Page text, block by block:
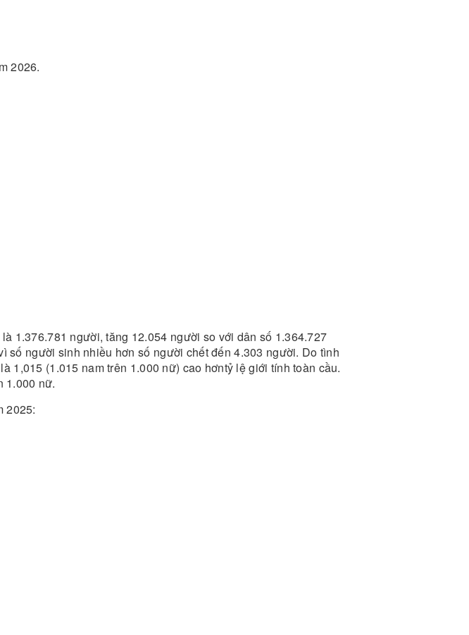
2026.
1.376.781 người, tăng 12.054 người so với dân số 1.364.727
số người sinh nhiều hơn số người chết đến 4.303 người. Do tình
1,015 (1.015 nam trên 1.000 nữ) cao hơntỷ lệ giới tính toàn cầu.
1.000 nữ.
2025: